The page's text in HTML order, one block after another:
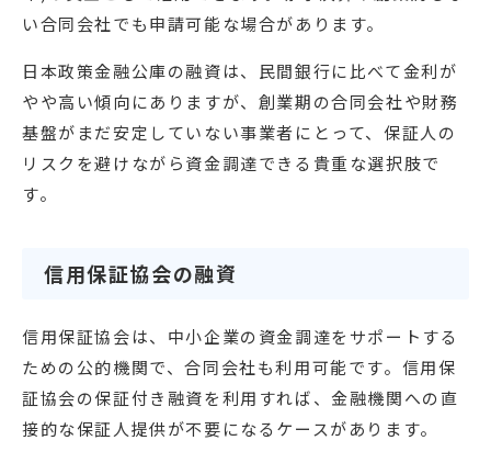
い合同会社でも申請可能な場合があります。
日本政策金融公庫の融資は、民間銀行に比べて金利が
やや高い傾向にありますが、創業期の合同会社や財務
基盤がまだ安定していない事業者にとって、保証人の
リスクを避けながら資金調達できる貴重な選択肢で
す。
信用保証協会の融資
信用保証協会は、中小企業の資金調達をサポートする
ための公的機関で、合同会社も利用可能です。信用保
証協会の保証付き融資を利用すれば、金融機関への直
接的な保証人提供が不要になるケースがあります。